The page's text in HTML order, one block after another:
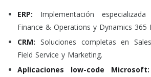
ERP: Implementación
Finance & Operations y Dynamics 365
CRM: Soluciones completas en
Field Service y Marketing.
Aplicaciones low-code Microsoft: